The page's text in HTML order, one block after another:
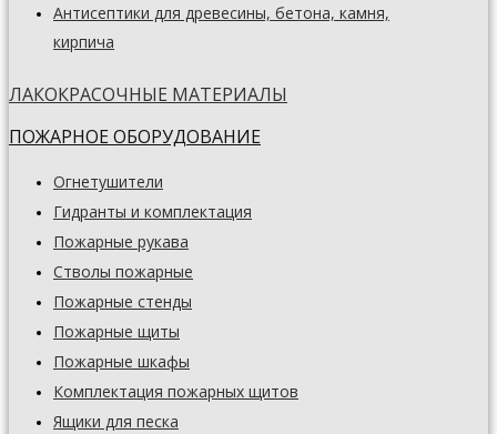
Антисептики для древесины, бетона, камня,
кирпича
ЛАКОКРАСОЧНЫЕ МАТЕРИАЛЫ
ПОЖАРНОЕ ОБОРУДОВАНИЕ
Огнетушители
Гидранты и комплектация
Пожарные рукава
Стволы пожарные
Пожарные стенды
Пожарные щиты
Пожарные шкафы
Комплектация пожарных щитов
Ящики для песка